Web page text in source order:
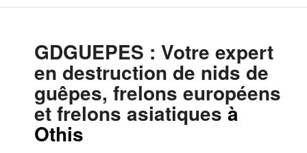
GDGUEPES : Votre expert
en destruction de nids de
guêpes, frelons européens
et frelons asiatiquesà
Othis